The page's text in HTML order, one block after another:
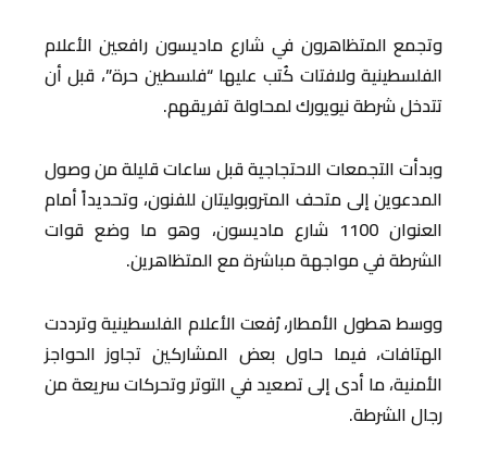
وتجمع المتظاهرون في شارع ماديسون رافعين الأعلام
الفلسطينية ولافتات كُتب عليها “فلسطين حرة”، قبل أن
تتدخل شرطة نيويورك لمحاولة تفريقهم.
وبدأت التجمعات الاحتجاجية قبل ساعات قليلة من وصول
المدعوين إلى متحف المتروبوليتان للفنون، وتحديداً أمام
العنوان 1100 شارع ماديسون، وهو ما وضع قوات
الشرطة في مواجهة مباشرة مع المتظاهرين.
ووسط هطول الأمطار، رُفعت الأعلام الفلسطينية وترددت
الهتافات، فيما حاول بعض المشاركين تجاوز الحواجز
الأمنية، ما أدى إلى تصعيد في التوتر وتحركات سريعة من
رجال الشرطة.